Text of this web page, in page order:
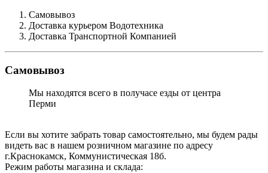
Самовывоз
Доставка курьером Водотехника
Доставка Транспортной Компанией
Самовывоз
Мы находятся всего в получасе езды от центра
Перми
Если вы хотите забрать товар самостоятельно, мы будем рады
видеть вас в нашем розничном магазине по адресу
г.Краснокамск, Коммунистическая 18б.
Режим работы магазина и склада: